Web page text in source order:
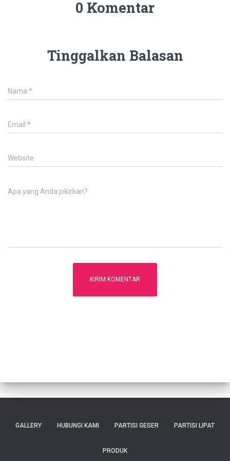
0 Komentar
Tinggalkan Balasan
Nama *
Email *
Website
Apa yang Anda pikirkan?
GALLERY HUBUNGI KAMI PARTISI GESER PARTISI LIPAT
PRODUK